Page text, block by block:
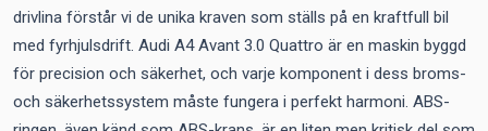
drivlina förstår vi de unika kraven som ställs på en kraftfull bil
med fyrhjulsdrift. Audi A4 Avant 3.0 Quattro är en maskin byggd
för precision och säkerhet, och varje komponent i dess broms-
och säkerhetssystem måste fungera i perfekt harmoni. ABS-